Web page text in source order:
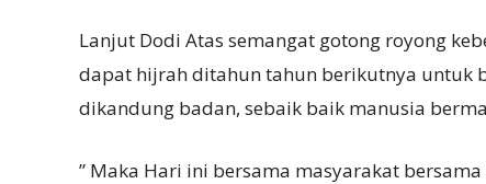
Lanjut Dodi Atas semangat gotong royong
dapat hijrah ditahun tahun berikutnya untuk
dikandung badan, sebaik baik manusia
” Maka Hari ini bersama masyarakat